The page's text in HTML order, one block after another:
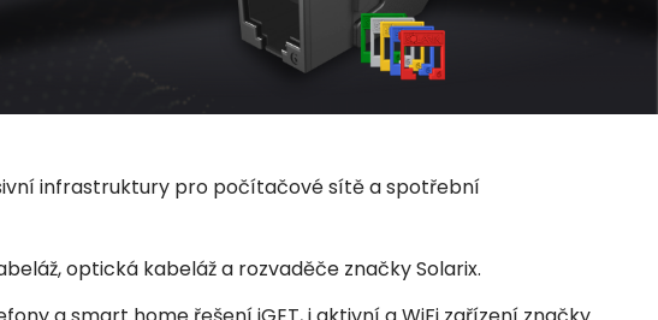
infrastruktury pro počítačové sítě a spotřební
optická kabeláž a rozvaděče značky Solarix.